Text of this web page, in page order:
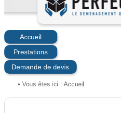
Accueil
Prestations
Demande de devis
• Vous êtes ici : Accueil